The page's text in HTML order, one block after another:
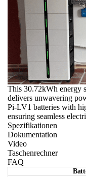
This 30.72kWh energy
delivers unwavering
Pi-LV1 batteries with
ensuring seamless
Spezifikationen
Dokumentation
Video
Taschenrechner
FAQ